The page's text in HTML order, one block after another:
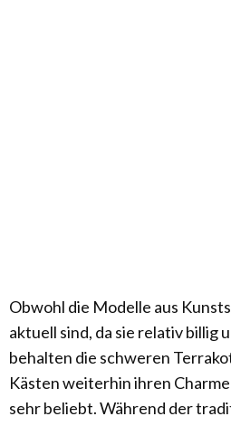
Obwohl die Modelle aus
aktuell sind, da sie relativ billig
behalten die schweren
Kästen weiterhin ihren
sehr beliebt. Während der